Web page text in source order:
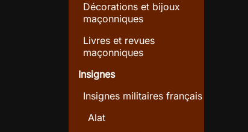
Décorations et bijoux
maçonniques
Livres et revues
maçonniques
Insignes
Insignes militaires français
Alat